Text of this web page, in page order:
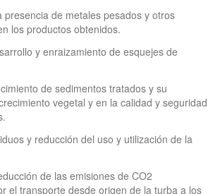
presencia de metales pesados y otros
los productos obtenidos.
y enraizamiento de esquejes de
de sedimentos tratados y su
vegetal y en la calidad y seguridad
y reducción del uso y utilización de la
de las emisiones de CO2
el transporte desde origen de la turba a los